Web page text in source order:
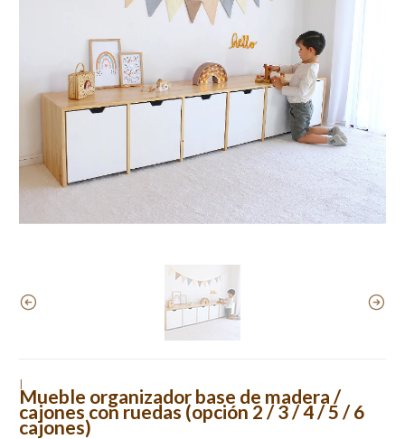
|
Mueble organizador base de madera /
cajones con ruedas (opción 2 / 3 / 4 / 5 / 6
cajones)